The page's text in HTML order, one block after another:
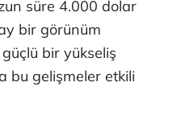
süre 4.000 dolar
bir görünüm
bir yükseliş
bu gelişmeler etkili